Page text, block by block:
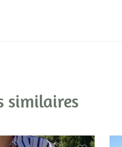
similaires